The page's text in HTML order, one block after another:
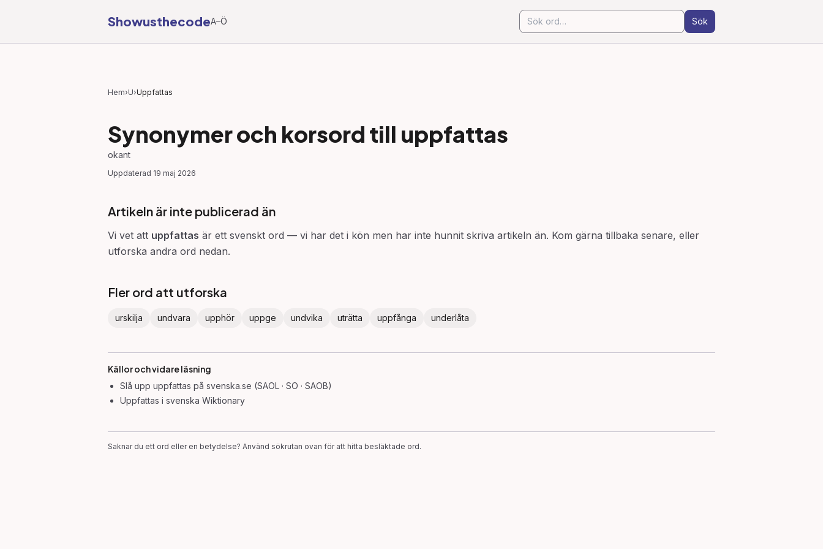
ShowusthecodeA–Ö Sök
Hem›U›Uppfattas
Synonymer och korsord till uppfattas
okant
Uppdaterad 19 maj 2026
Artikeln är inte publicerad än
Vi vet att uppfattas är ett svenskt ord — vi har det i kön men har inte hunnit skriva artikeln än. Kom gärna tillbaka senare, eller
utforska andra ord nedan.
Fler ord att utforska
urskilja undvara upphör uppge undvika uträtta uppfånga underlåta
Källor och vidare läsning
Slå upp uppfattas på svenska.se (SAOL · SO · SAOB)
Uppfattas i svenska Wiktionary
Saknar du ett ord eller en betydelse? Använd sökrutan ovan för att hitta besläktade ord.